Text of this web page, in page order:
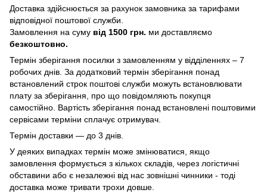
Доставка здійснюється за рахунок замовника за тарифами
відповідної поштової служби.
Замовлення на суму від 1500 грн. ми доставляємо
безкоштовно.
Термін зберігання посилки з замовленням у відділеннях – 7
робочих днів. За додатковий термін зберігання понад
встановлений строк поштові служби можуть встановлювати
плату за зберігання, про що повідомляють покупця
самостійно. Вартість зберігання понад вcтановлені поштовими
сервісами терміни сплачує отримувач.
Термін доставки — до 3 днів.
У деяких випадках термін може змінюватися, якщо
замовлення формується з кількох складів, через логістичні
обставини або є незалежні від нас зовнішні чинники - тоді
доставка може тривати трохи довше.